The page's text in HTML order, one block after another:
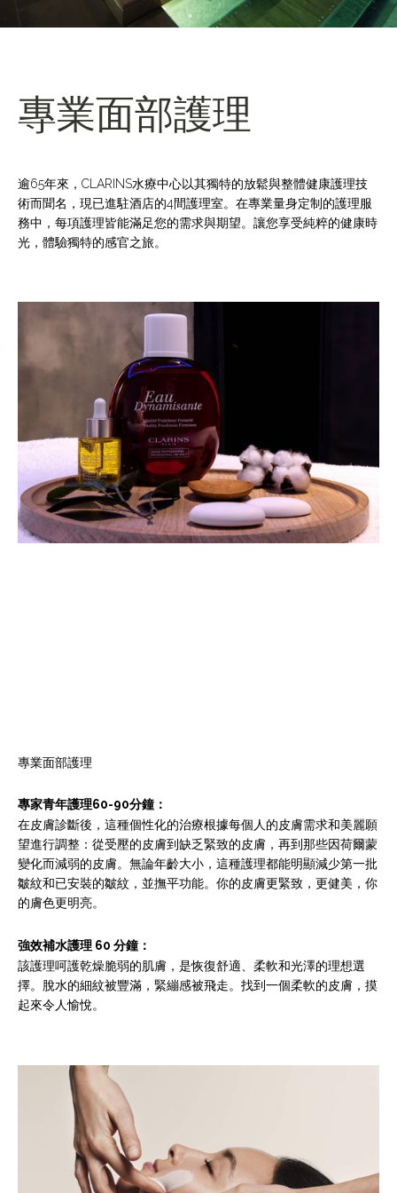
專業面部護理
逾65年來，CLARINS水療中心以其獨特的放鬆與整體健康護理技
術而聞名，現已進駐酒店的4間護理室。在專業量身定制的護理服
務中，每項護理皆能滿足您的需求與期望。讓您享受純粹的健康時
光，體驗獨特的感官之旅。
專業面部護理
專家青年護理60-90分鐘：
在皮膚診斷後，這種個性化的治療根據每個人的皮膚需求和美麗願
望進行調整：從受壓的皮膚到缺乏緊致的皮膚，再到那些因荷爾蒙
變化而減弱的皮膚。無論年齡大小，這種護理都能明顯減少第一批
皺紋和已安裝的皺紋，並撫平功能。你的皮膚更緊致，更健美，你
的膚色更明亮。
強效補水護理 60 分鐘：
該護理呵護乾燥脆弱的肌膚，是恢復舒適、柔軟和光澤的理想選
擇。脫水的細紋被豐滿，緊繃感被飛走。找到一個柔軟的皮膚，摸
起來令人愉悅。